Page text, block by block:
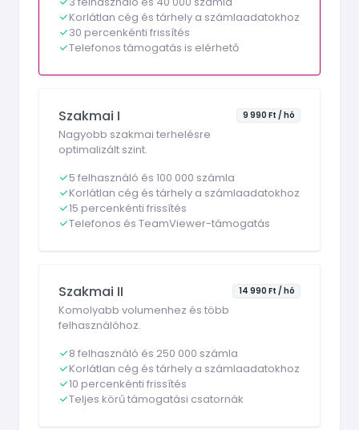
Korlátlan cég és tárhely a számlaadatokhoz
30 percenkénti frissítés
Telefonos támogatás is elérhető
Szakmai I
Nagyobb szakmai terhelésre
optimalizált szint.
9 990 Ft / hó
5 felhasználó és 100 000 számla
Korlátlan cég és tárhely a számlaadatokhoz
15 percenkénti frissítés
Telefonos és TeamViewer-támogatás
Szakmai II
Komolyabb volumenhez és több
felhasználóhoz.
14 990 Ft / hó
8 felhasználó és 250 000 számla
Korlátlan cég és tárhely a számlaadatokhoz
10 percenkénti frissítés
Teljes körű támogatási csatornák